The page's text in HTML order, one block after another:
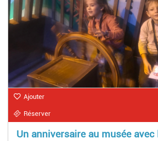
Ajouter
Réserver
Un anniversaire au musée